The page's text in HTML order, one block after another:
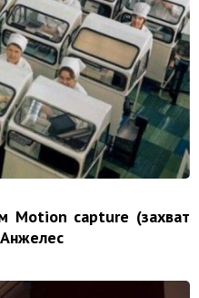
Motion capture (захват